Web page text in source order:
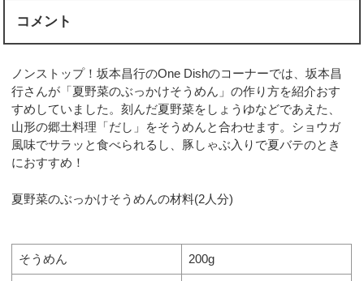
コメント
ノンストップ！坂本昌行のOne Dishのコーナーでは、坂本昌
行さんが「夏野菜のぶっかけそうめん」の作り方を紹介おす
すめしていました。刻んだ夏野菜をしょうゆなどであえた、
山形の郷土料理「だし」をそうめんと合わせます。ショウガ
風味でサラッと食べられるし、豚しゃぶ入りで夏バテのとき
におすすめ！
夏野菜のぶっかけそうめんの材料(2人分)
そうめん 200g